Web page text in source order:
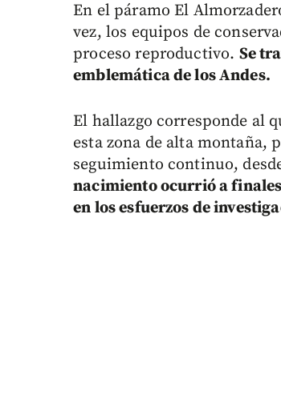
En el páramo El
vez, los equipos de
proceso reproductivo. Se
emblemática de los Andes.
El hallazgo corresponde al
esta zona de alta montaña,
seguimiento continuo,
nacimiento ocurrió a
en los esfuerzos de